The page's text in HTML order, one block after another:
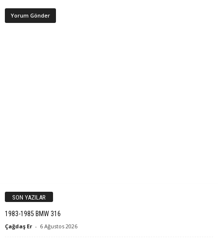
SON YAZILAR
1983-1985 BMW 316
Çağdaş Er - 6 Ağustos 2026